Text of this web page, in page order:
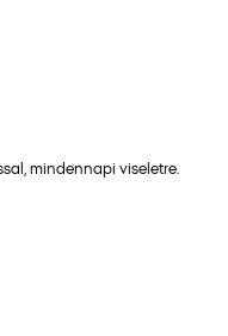
mindennapi viseletre.